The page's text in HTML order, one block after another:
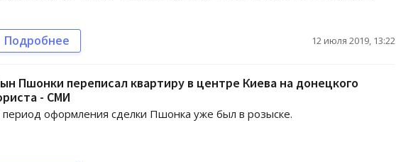
Подробнее 12 июля 2019, 13:22
Пшонки переписал квартиру в центре Киева на донецкого
- СМИ
период оформления сделки Пшонка уже был в розыске.